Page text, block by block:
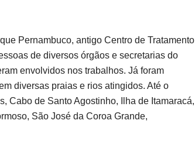
Pernambuco, antigo Centro de Tratamento
de diversos órgãos e secretarias do
envolvidos nos trabalhos. Já foram
diversas praias e rios atingidos. Até o
Cabo de Santo Agostinho, Ilha de Itamaracá,
São José da Coroa Grande,